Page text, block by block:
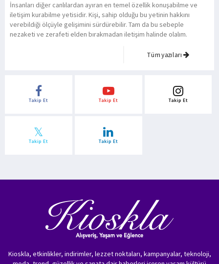
İnsanları diğer canlılardan ayıran en temel özellik konuşabilme ve
iletişim kurabilme yetisidir. Kişi, sahip olduğu bu yetinin hakkını
verebildiği ölçüyle gelişimini sürdürebilir. Tam da bu sebeple
nezaketi ve zerafeti elden bırakmadan iletişim halinde olalım.
Tüm yazıları
Takip Et Takip Et Takip Et
Takip Et Takip Et
Kioskla, etkinlikler, indirimler, lezzet noktaları, kampanyalar, teknoloji,